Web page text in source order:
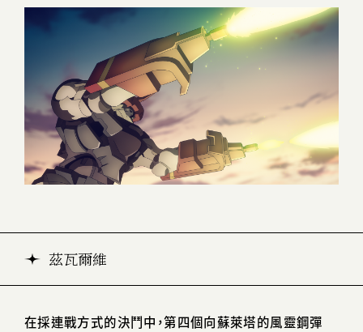
茲瓦爾維
在採連戰方式的決鬥中，第四個向蘇萊塔的風靈鋼彈